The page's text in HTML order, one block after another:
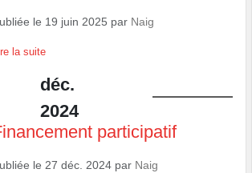
le 19 juin 2025 par Naig
la suite
déc.
2024
participatif
le 27 déc. 2024 par Naig